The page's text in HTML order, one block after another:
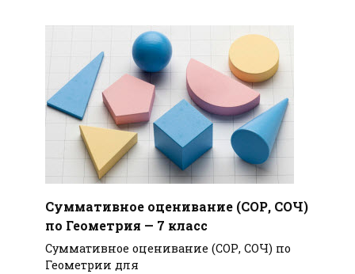
Суммативное оценивание (СОР, СОЧ)
по Геометрия — 7 класс
Суммативное оценивание (СОР, СОЧ) по
Геометрии для